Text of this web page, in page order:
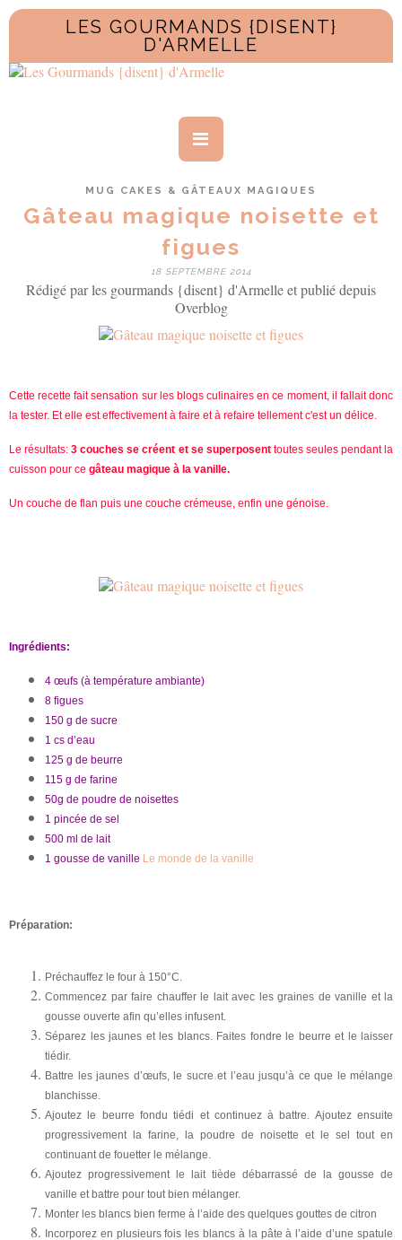
LES GOURMANDS {DISENT}
D'ARMELLE
MUG CAKES & GÂTEAUX MAGIQUES
Gâteau magique noisette et
figues
18 SEPTEMBRE 2014
Rédigé par les gourmands {disent} d'Armelle et publié depuis
Overblog
Cette recette fait sensation sur les blogs culinaires en ce moment, il fallait donc
la tester. Et elle est effectivement à faire et à refaire tellement c'est un délice.
Le résultats:3 couches se créent et se superposenttoutes seules pendant la
cuisson pour ce gâteau magique à la vanille.
Un couche de flan puis une couche crémeuse, enfin une génoise.
Ingrédients:
4 œufs (à température ambiante)
8 figues
150 g de sucre
1 cs d’eau
125 g de beurre
115 g de farine
50g de poudre de noisettes
1 pincée de sel
500 ml de lait
1 gousse de vanille Le monde de la vanille
Préparation:
Préchauffez le four à 150°C.
Commencez par faire chauffer le lait avec les graines de vanille et la
gousse ouverte afin qu’elles infusent.
Séparez les jaunes et les blancs. Faites fondre le beurre et le laisser
tiédir.
Battre les jaunes d’œufs, le sucre et l’eau jusqu’à ce que le mélange
blanchisse.
Ajoutez le beurre fondu tiédi et continuez à battre. Ajoutez ensuite
progressivement la farine, la poudre de noisette et le sel tout en
continuant de fouetter le mélange.
Ajoutez progressivement le lait tiède débarrassé de la gousse de
vanille et battre pour tout bien mélanger.
Monter les blancs bien ferme à l’aide des quelques gouttes de citron
Incorporez en plusieurs fois les blancs à la pâte à l’aide d’une spatule